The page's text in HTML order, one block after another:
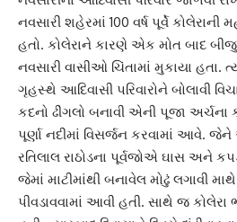
નવસારી શહેરમાં 100 વર્ષ પૂર્વેકોલેરાની
હતો. કોલેરાને કારણે એક મોત બાદ
નવસારી વાસીઓ ચિંતામાં મુકાયા હતા.
ગૃહસ્થે આદિવાસી પરિવારોને બોલાવી
કદનો ઢીંગલો બનાવી એની પૂજા અર્ચના
પૂર્ણા નદીમાં વિસર્જન કરવામાં આવે. જેને
રતિલાલ રાઠોડના પૂર્વજોએ ઘાસ અને
જેમાં માટીમાંથી બનાવેલ મોઢું લગાવી
પીવડાવવામાં આવી હતી. સાથે જ કોલેરા